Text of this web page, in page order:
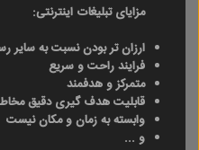
مزایای تبلیغات اینترنتی:
ارزان تر بودن نسبت به سایر
فرایند راحت و سریع
متمرکز و هدفمند
قابلیت هدف گیری دقیق
وابسته به زمان و مکان نیست
و ...